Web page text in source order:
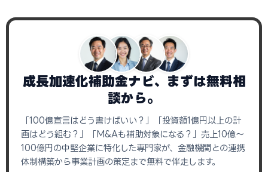
成長加速化補助金ナビ、まずは無料相
談から。
「100億宣言はどう書けばいい？」「投資額1億円以上の計
画はどう組む？」「M&Aも補助対象になる？」売上10億〜
100億円の中堅企業に特化した専門家が、金融機関との連携
体制構築から事業計画の策定まで無料で伴走します。